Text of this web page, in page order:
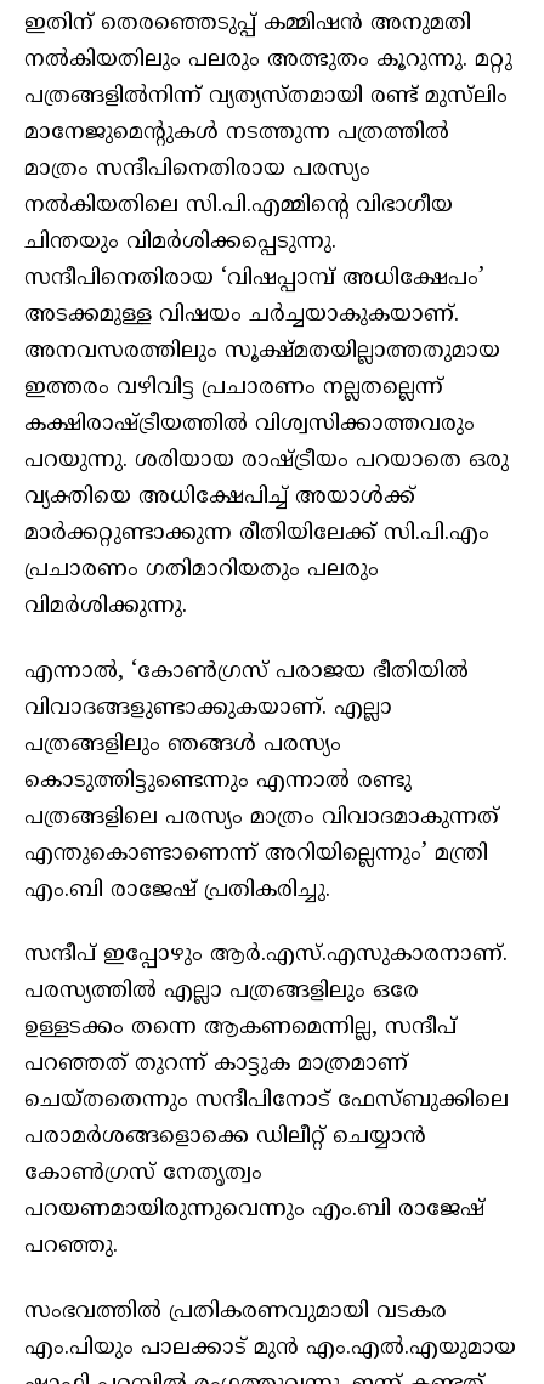
ഇതിന് തെരഞ്ഞെടുപ്പ് കമ്മിഷൻ അനുമതി
നൽകിയതിലും പലരും അത്ഭുതം കൂറുന്നു. മറ്റു
പത്രങ്ങളിൽനിന്ന് വ്യത്യസ്തമായി രണ്ട് മുസ്‌ലിം
മാനേജുമെന്റുകൾ നടത്തുന്ന പത്രത്തിൽ
മാത്രം സന്ദീപിനെതിരായ പരസ്യം
നൽകിയതിലെ സി.പി.എമ്മിന്റെ വിഭാഗീയ
ചിന്തയും വിമർശിക്കപ്പെടുന്നു.
സന്ദീപിനെതിരായ ‘വിഷപ്പാമ്പ് അധിക്ഷേപം’
അടക്കമുള്ള വിഷയം ചർച്ചയാകുകയാണ്.
അനവസരത്തിലും സൂക്ഷ്മതയില്ലാത്തതുമായ
ഇത്തരം വഴിവിട്ട പ്രചാരണം നല്ലതല്ലെന്ന്
കക്ഷിരാഷ്ട്രീയത്തിൽ വിശ്വസിക്കാത്തവരും
പറയുന്നു. ശരിയായ രാഷ്ട്രീയം പറയാതെ ഒരു
വ്യക്തിയെ അധിക്ഷേപിച്ച് അയാൾക്ക്
മാർക്കറ്റുണ്ടാക്കുന്ന രീതിയിലേക്ക് സി.പി.എം
പ്രചാരണം ഗതിമാറിയതും പലരും
വിമർശിക്കുന്നു.
എന്നാൽ, ‘കോൺഗ്രസ് പരാജയ ഭീതിയിൽ
വിവാദങ്ങളുണ്ടാക്കുകയാണ്. എല്ലാ
പത്രങ്ങളിലും ഞങ്ങൾ പരസ്യം
കൊടുത്തിട്ടുണ്ടെന്നും എന്നാൽ രണ്ടു
പത്രങ്ങളിലെ പരസ്യം മാത്രം വിവാദമാകുന്നത്
എന്തുകൊണ്ടാണെന്ന് അറിയില്ലെന്നും’ മന്ത്രി
എം.ബി രാജേഷ് പ്രതികരിച്ചു.
സന്ദീപ് ഇപ്പോഴും ആർ.എസ്.എസുകാരനാണ്.
പരസ്യത്തിൽ എല്ലാ പത്രങ്ങളിലും ഒരേ
ഉള്ളടക്കം തന്നെ ആകണമെന്നില്ല, സന്ദീപ്
പറഞ്ഞത് തുറന്ന് കാട്ടുക മാത്രമാണ്
ചെയ്തതെന്നും സന്ദീപിനോട് ഫേസ്ബുക്കിലെ
പരാമർശങ്ങളൊക്കെ ഡിലീറ്റ് ചെയ്യാൻ
കോൺഗ്രസ് നേതൃത്വം
പറയണമായിരുന്നുവെന്നും എം.ബി രാജേഷ്
പറഞ്ഞു.
സംഭവത്തിൽ പ്രതികരണവുമായി വടകര
എം.പിയും പാലക്കാട് മുൻ എം.എൽ.എയുമായ